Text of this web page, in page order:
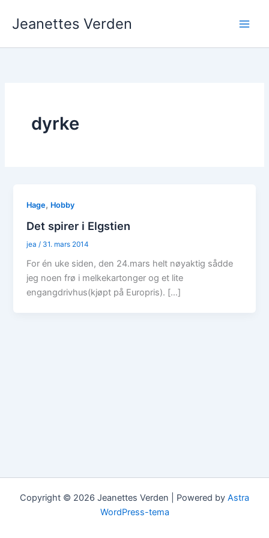
innholdet
Jeanettes Verden
dyrke
Hage, Hobby
Det spirer i Elgstien
jea / 31. mars 2014
For én uke siden, den 24.mars helt nøyaktig sådde
jeg noen frø i melkekartonger og et lite
engangdrivhus(kjøpt på Europris). […]
Copyright © 2026 Jeanettes Verden | Powered by Astra
WordPress-tema